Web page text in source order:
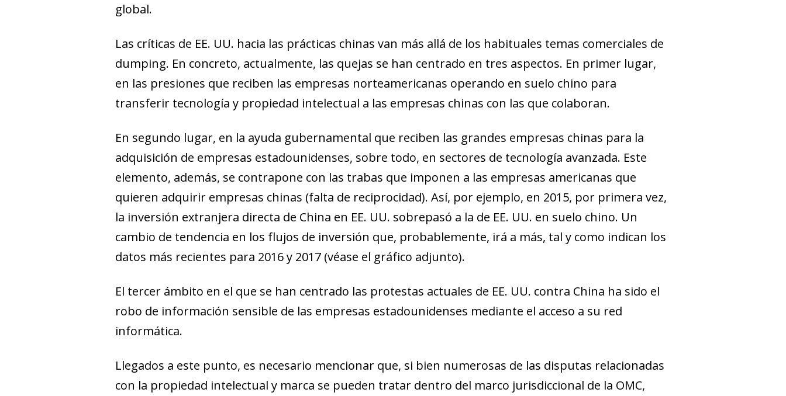
global.
Las críticas de EE. UU. hacia las prácticas chinas van más allá de los habituales temas comerciales de
dumping. En concreto, actualmente, las quejas se han centrado en tres aspectos. En primer lugar,
en las presiones que reciben las empresas norteamericanas operando en suelo chino para
transferir tecnología y propiedad intelectual a las empresas chinas con las que colaboran.
En segundo lugar, en la ayuda gubernamental que reciben las grandes empresas chinas para la
adquisición de empresas estadounidenses, sobre todo, en sectores de tecnología avanzada. Este
elemento, además, se contrapone con las trabas que imponen a las empresas americanas que
quieren adquirir empresas chinas (falta de reciprocidad). Así, por ejemplo, en 2015, por primera vez,
la inversión extranjera directa de China en EE. UU. sobrepasó a la de EE. UU. en suelo chino. Un
cambio de tendencia en los flujos de inversión que, probablemente, irá a más, tal y como indican los
datos más recientes para 2016 y 2017 (véase el gráfico adjunto).
El tercer ámbito en el que se han centrado las protestas actuales de EE. UU. contra China ha sido el
robo de información sensible de las empresas estadounidenses mediante el acceso a su red
informática.
Llegados a este punto, es necesario mencionar que, si bien numerosas de las disputas relacionadas
con la propiedad intelectual y marca se pueden tratar dentro del marco jurisdiccional de la OMC,